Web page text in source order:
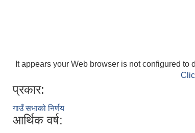
It appears your Web browser is not configured to
प्रकार:
गाउँ सभाको निर्णय
आर्थिक वर्ष: